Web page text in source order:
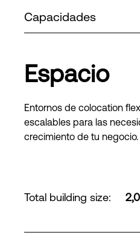
Capacidades
Espacio
Entornos de colocation
escalables para las
crecimiento de tu negocio.
Total building size: